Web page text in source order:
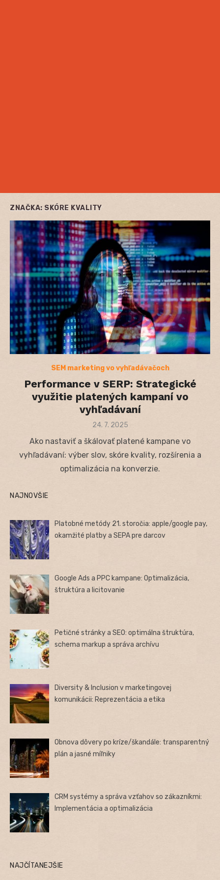
ZNAČKA: SKÓRE KVALITY
SEM marketing vo vyhľadávačoch
Performance v SERP: Strategické
využitie platených kampaní vo
vyhľadávaní
Posted
24. 7. 2025
Ako nastaviť a škálovať platené kampane vo
vyhľadávaní: výber slov, skóre kvality, rozšírenia a
optimalizácia na konverzie.
NAJNOVŠIE
Platobné metódy 21. storočia: apple/google pay,
okamžité platby a SEPA pre darcov
Google Ads a PPC kampane: Optimalizácia,
štruktúra a licitovanie
Petičné stránky a SEO: optimálna štruktúra,
schema markup a správa archívu
Diversity & Inclusion v marketingovej
komunikácii: Reprezentácia a etika
Obnova dôvery po kríze/škandále: transparentný
plán a jasné míľniky
CRM systémy a správa vzťahov so zákazníkmi:
Implementácia a optimalizácia
NAJČÍTANEJŠIE